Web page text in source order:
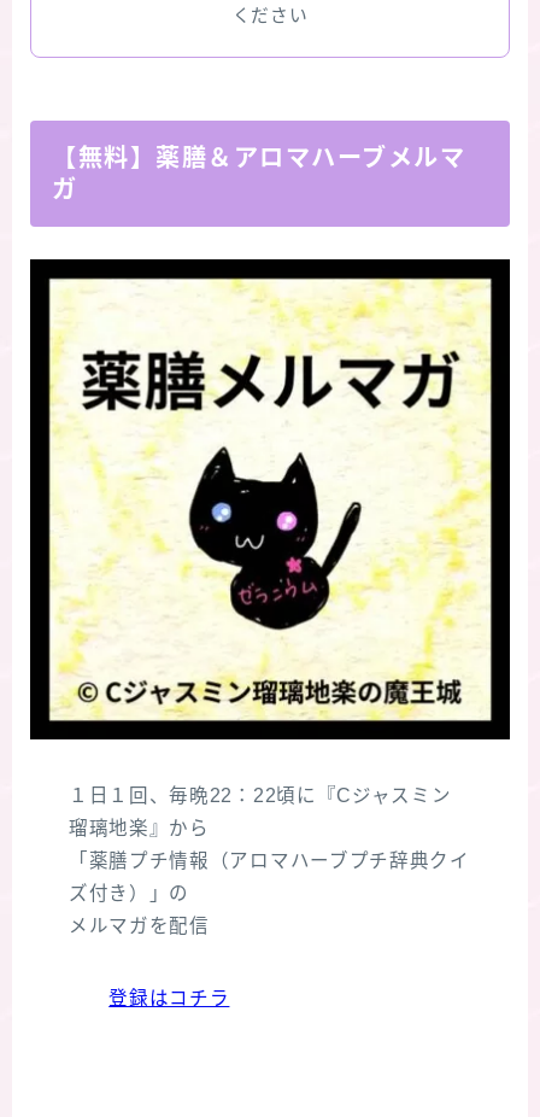
ください
【無料】薬膳＆アロマハーブメルマ
ガ
１日１回、毎晩22：22頃に『Cジャスミン
瑠璃地楽』から
「薬膳プチ情報（アロマハーブプチ辞典クイ
ズ付き）」の
メルマガを配信
登録はコチラ